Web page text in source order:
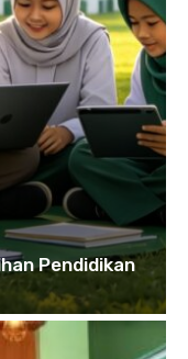
Pendidikan